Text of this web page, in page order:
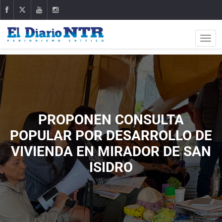
PROPONEN CONSULTA
POPULAR POR DESARROLLO DE
VIVIENDA EN MIRADOR DE SAN
ISIDRO